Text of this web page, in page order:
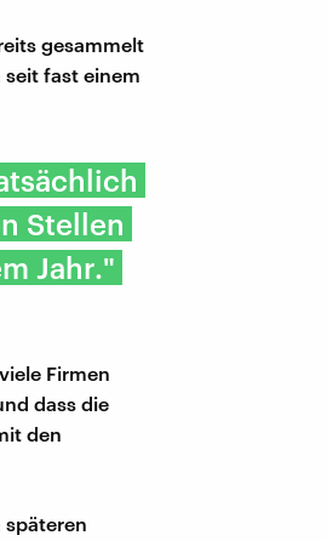
gesammelt
fast einem
Stellen
Jahr."
Firmen
dass die
den
späteren